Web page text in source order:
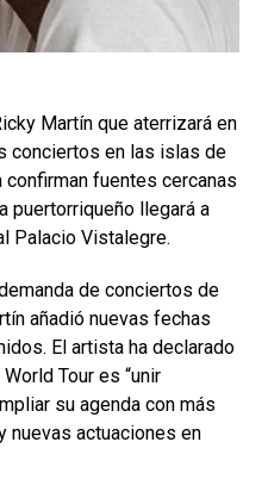
Martín que aterrizará en
conciertos en las islas de
confirman fuentes cercanas
puertorriqueño llegará a
Palacio Vistalegre.
de conciertos de
añadió nuevas fechas
El artista ha declarado
Tour es “unir
su agenda con más
nuevas actuaciones en